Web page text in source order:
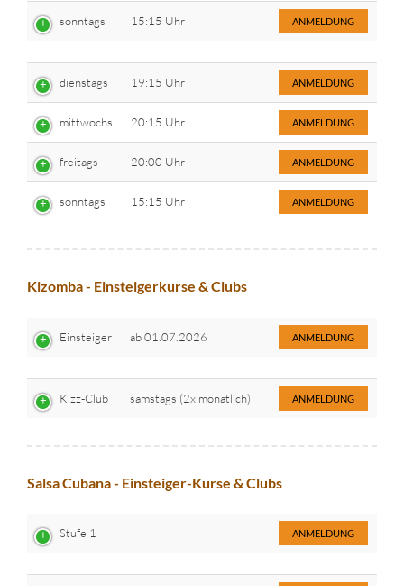
sonntags 15:15 Uhr ANMELDUNG
dienstags 19:15 Uhr ANMELDUNG
mittwochs 20:15 Uhr ANMELDUNG
freitags 20:00 Uhr ANMELDUNG
sonntags 15:15 Uhr ANMELDUNG
Kizomba - Einsteigerkurse & Clubs
Einsteiger ab 01.07.2026 ANMELDUNG
Kizz-Club samstags (2x monatlich) ANMELDUNG
Salsa Cubana - Einsteiger-Kurse & Clubs
Stufe 1 ANMELDUNG